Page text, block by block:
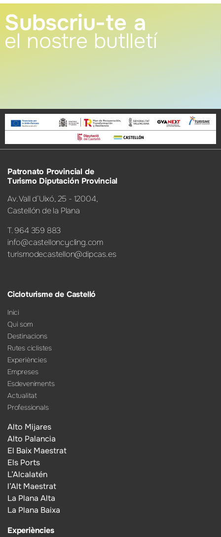
Subscriu-te a
el nostre butlletí
Patronato Provincial de
Turismo Diputación Provincial
Av. Vall d’Uixó, 25 - 12004,
Castellón de la Plana
T. 964 359 883
info@castelloncycling.com
turismodecastellon@dipcas.es
Cicloturisme de Castelló
Inici
Qui som
Destinacions
Rutes ciclistes
Experiències
Empreses
Esdeveniments
Actualitat
Professionals
Alto Mijares
Alto Palancia
El Baix Maestrat
Els Ports
L’Alcalatén
l’Alt Maestrat
La Plana Alta
La Plana Baixa
Experiències